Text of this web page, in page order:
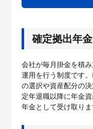
確定拠出年金
会社が毎月掛金を積
運用を行う制度です
の選択や資産配分の
定年退職以降に年金
年金として受け取りま